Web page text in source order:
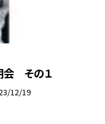
会 その１
12/19